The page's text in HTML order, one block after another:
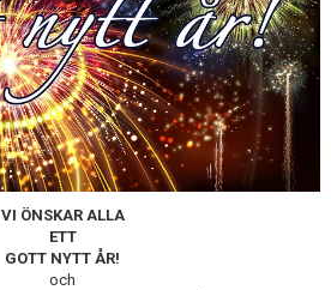
VI ÖNSKAR ALLA
ETT
GOTT NYTT ÅR!
och